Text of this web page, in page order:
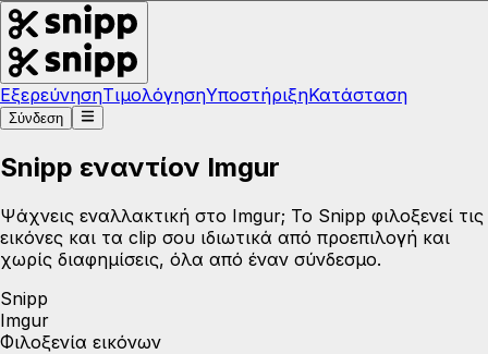
ΕξερεύνησηΤιμολόγησηΥποστήριξηΚατάσταση
Σύνδεση
Snipp εναντίον Imgur
Ψάχνεις εναλλακτική στο Imgur; Το Snipp φιλοξενεί τις
εικόνες και τα clip σου ιδιωτικά από προεπιλογή και
χωρίς διαφημίσεις, όλα από έναν σύνδεσμο.
Snipp
Imgur
Φιλοξενία εικόνων